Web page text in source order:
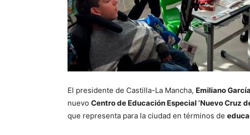
El presidente de Castilla-La Mancha, Emiliano
nuevo Centro de Educación Especial ‘Nuevo Cruz
que representa para la ciudad en términos de